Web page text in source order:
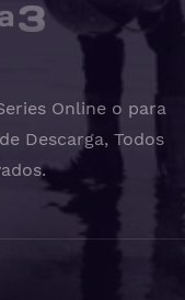
Online o para
Descarga, Todos